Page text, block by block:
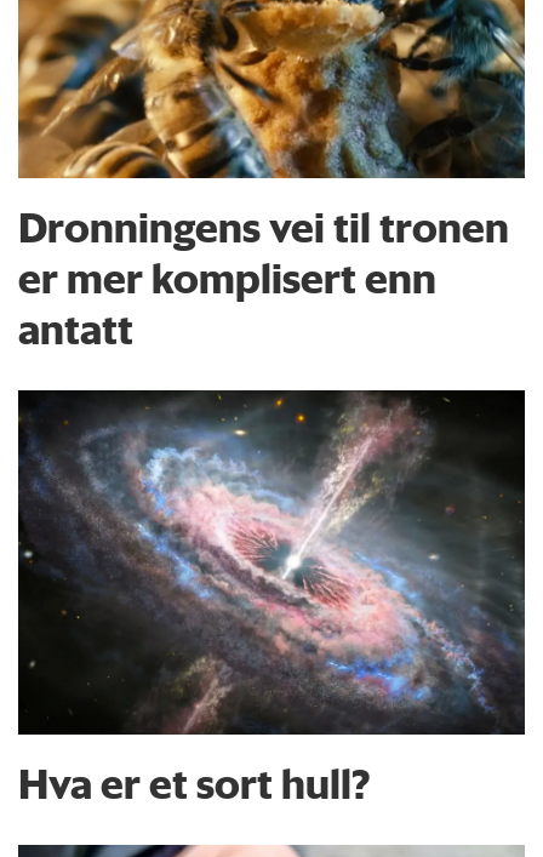
Dronningens vei til tronen
er mer komplisert enn
antatt
Hva er et sort hull?